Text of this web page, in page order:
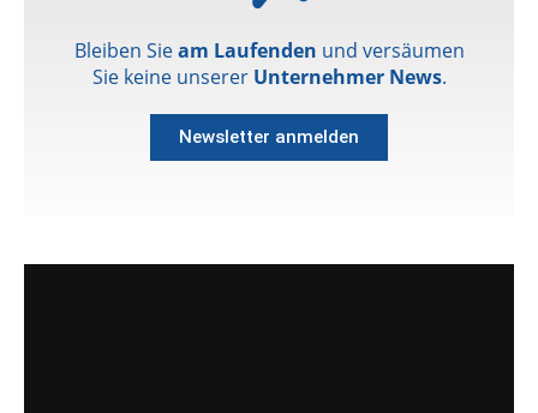
Bleiben Sieam Laufenden und versäumen
Sie keine unserer Unternehmer News.
Newsletter anmelden